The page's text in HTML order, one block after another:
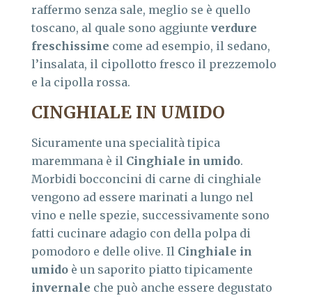
raffermo senza sale, meglio se è quello
toscano, al quale sono aggiunte verdure
freschissime come ad esempio, il sedano,
l’insalata, il cipollotto fresco il prezzemolo
e la cipolla rossa.
CINGHIALE IN UMIDO
Sicuramente una specialità tipica
maremmana è il Cinghiale in umido.
Morbidi bocconcini di carne di cinghiale
vengono ad essere marinati a lungo nel
vino e nelle spezie, successivamente sono
fatti cucinare adagio con della polpa di
pomodoro e delle olive. Il Cinghiale in
umido è un saporito piatto tipicamente
invernale che può anche essere degustato